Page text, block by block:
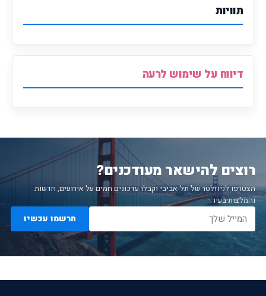
תוויות
דיווח על שימוש לרעה
רוצים להישאר מעודכנים?
הצטרפו לניוזלטר של תל-אביבי וקבלו עדכונים חמים על אירועים, חדשות
והמלצות בעיר.
הרשמו עכשיו